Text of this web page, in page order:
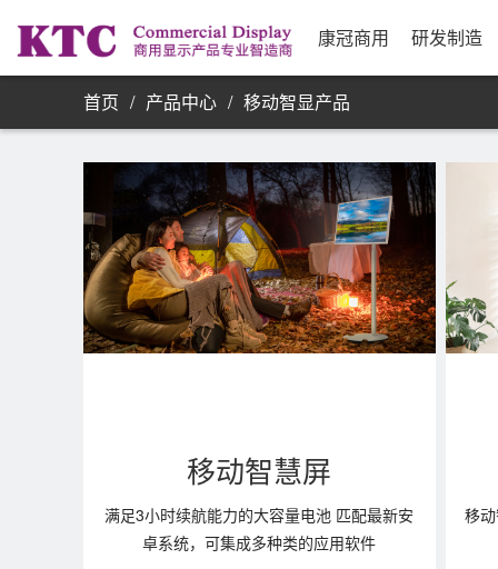
康冠商用 研发制造
首页 / 产品中心 / 移动智显产品
移动智慧屏
满足3小时续航能力的大容量电池 匹配最新安
卓系统，可集成多种类的应用软件
移